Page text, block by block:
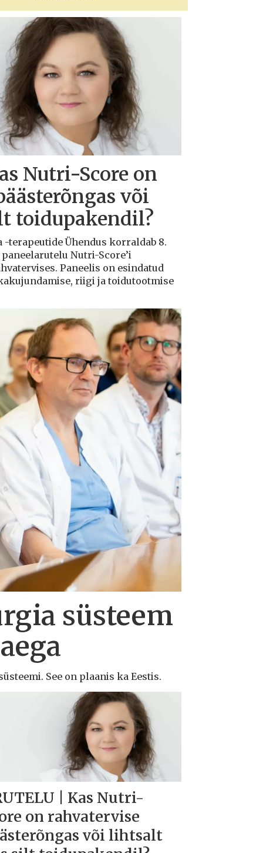
Nutri-Score on
või
toidupakendil?
terapeutide Ühendus korraldab 8.
Nutri-Score’i
Paneelis on esindatud
riigi ja toidutootmise
süsteem
See on plaanis ka Eestis.
| Kas Nutri-
on rahvatervise
või lihtsalt